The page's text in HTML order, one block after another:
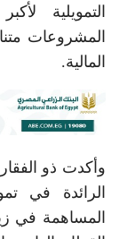
التمويلية
المشروعات
المالية.
وأكدت ذو
الرائدة في
المساهمة في